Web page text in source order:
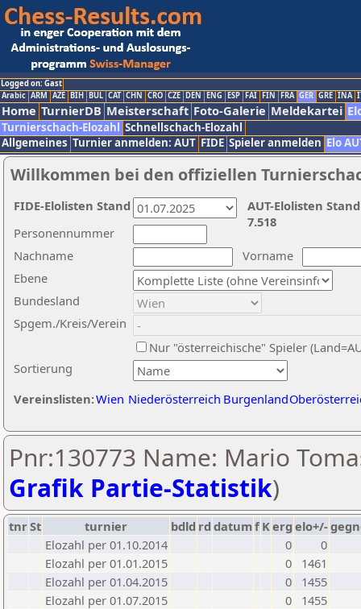
Logged on: Gast
Arabic ARM AZE BIH BUL CAT CHN CRO CZE DEN ENG ESP FAI FIN FRA GER GRE INA
Home TurnierDB Meisterschaft Foto-Galerie Meldekartei
Turnierschach-Elozahl Schnellschach-Elozahl
Allgemeines Turnier anmelden: AUT FIDE Spieler anmelden Elo
Willkommen bei den offiziellen
Nachname
Vorname
Ebene
Sortierung
Personennummer
Bundesland
Spgem./Kreis/Verein
Nur "österreichische" Spieler
Vereinslisten:Wien Niederösterreich Burgenland
AUT-Elolisten
7.518
FIDE-Elolisten Stand
Pnr:130773 Name: Mario
Grafik Partie-Statistik)
tnrSt turnier bdld rd datumf Kerg elo+/-
Elozahl per 01.10.2014
0
0
Elozahl per 01.01.2015
0
1461
Elozahl per 01.04.2015
0
1455
Elozahl per 01.07.2015
0
1455